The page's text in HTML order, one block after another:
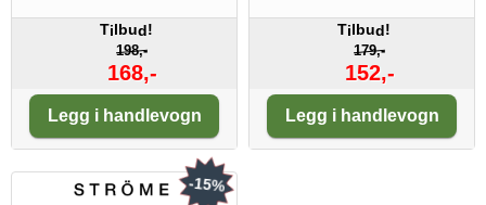
Tilbud!
198,-
168,-
Legg i handlevogn
Tilbud!
179,-
152,-
Legg i handlevogn
-15%